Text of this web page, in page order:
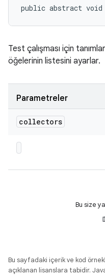
public abstract
Test çalışması için
öğelerinin listesini ayarlar.
Parametreler
collectors
Bu size
Bu sayfadaki içerik ve kod
açıklanan lisanslara tabidir.